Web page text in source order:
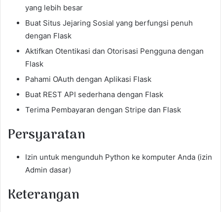
yang lebih besar
Buat Situs Jejaring Sosial yang berfungsi penuh
dengan Flask
Aktifkan Otentikasi dan Otorisasi Pengguna dengan
Flask
Pahami OAuth dengan Aplikasi Flask
Buat REST API sederhana dengan Flask
Terima Pembayaran dengan Stripe dan Flask
Persyaratan
Izin untuk mengunduh Python ke komputer Anda (izin
Admin dasar)
Keterangan